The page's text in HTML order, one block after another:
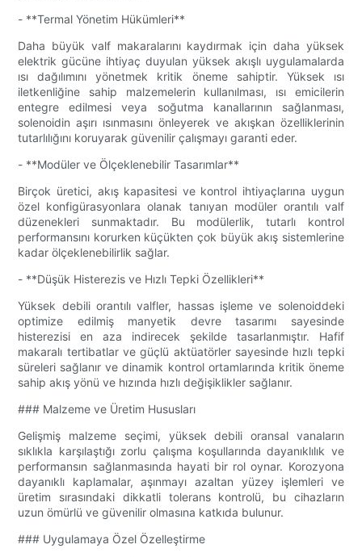
- **Termal Yönetim Hükümleri**
Daha büyük valf makaralarını kaydırmak için daha yüksek
elektrik gücüne ihtiyaç duyulan yüksek akışlı uygulamalarda
ısı dağılımını yönetmek kritik öneme sahiptir. Yüksek ısı
iletkenliğine sahip malzemelerin kullanılması, ısı emicilerin
entegre edilmesi veya soğutma kanallarının sağlanması,
solenoidin aşırı ısınmasını önleyerek ve akışkan özelliklerinin
tutarlılığını koruyarak güvenilir çalışmayı garanti eder.
- **Modüler ve Ölçeklenebilir Tasarımlar**
Birçok üretici, akış kapasitesi ve kontrol ihtiyaçlarına uygun
özel konfigürasyonlara olanak tanıyan modüler orantılı valf
düzenekleri sunmaktadır. Bu modülerlik, tutarlı kontrol
performansını korurken küçükten çok büyük akış sistemlerine
kadar ölçeklenebilirlik sağlar.
- **Düşük Histerezis ve Hızlı Tepki Özellikleri**
Yüksek debili orantılı valfler, hassas işleme ve solenoiddeki
optimize edilmiş manyetik devre tasarımı sayesinde
histerezisi en aza indirecek şekilde tasarlanmıştır. Hafif
makaralı tertibatlar ve güçlü aktüatörler sayesinde hızlı tepki
süreleri sağlanır ve dinamik kontrol ortamlarında kritik öneme
sahip akış yönü ve hızında hızlı değişiklikler sağlanır.
### Malzeme ve Üretim Hususları
Gelişmiş malzeme seçimi, yüksek debili oransal vanaların
sıklıkla karşılaştığı zorlu çalışma koşullarında dayanıklılık ve
performansın sağlanmasında hayati bir rol oynar. Korozyona
dayanıklı kaplamalar, aşınmayı azaltan yüzey işlemleri ve
üretim sırasındaki dikkatli tolerans kontrolü, bu cihazların
uzun ömürlü ve güvenilir olmasına katkıda bulunur.
### Uygulamaya Özel Özelleştirme